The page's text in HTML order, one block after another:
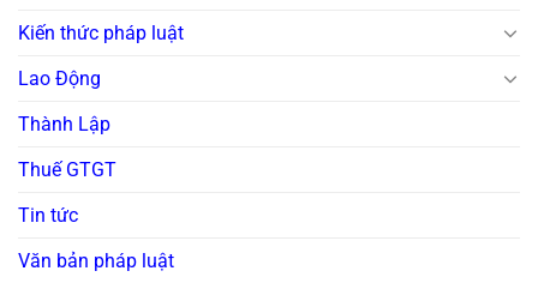
Kiến thức pháp luật
Lao Động
Thành Lập
Thuế GTGT
Tin tức
Văn bản pháp luật